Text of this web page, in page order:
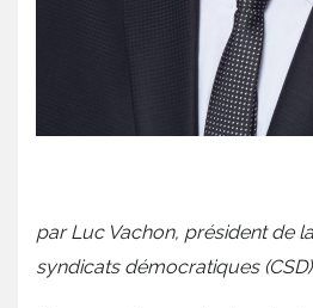
par Luc Vachon, président de
syndicats démocratiques (CSD)